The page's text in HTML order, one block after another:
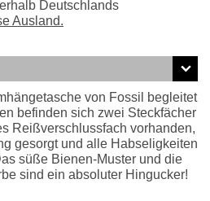
Deutschlands
Ausland.
von Fossil begleitet
befinden sich zwei Steckfächer
Reißverschlussfach vorhanden,
gesorgt und alle Habseligkeiten
süße Bienen-Muster und die
sind ein absoluter Hingucker!